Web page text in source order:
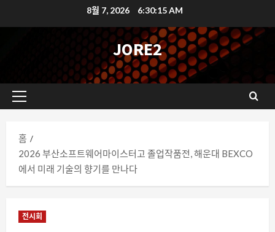
텐
가
8월 7, 2026 6:30:16 AM
JORE2
기
메
뉴
홈
2026 부산소프트웨어마이스터고 졸업작품전, 해운대 BEXCO
에서 미래 기술의 향기를 만나다
전시회